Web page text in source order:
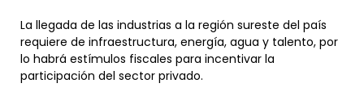
La llegada de las industrias a la región sureste del país
requiere de infraestructura, energía, agua y talento, por
lo habrá estímulos fiscales para incentivar la
participación del sector privado.